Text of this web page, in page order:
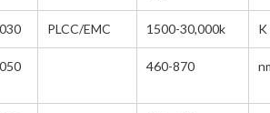
3700-4500k
3000-3700k
2400-3000k
ODM IC Substrate
PLCC/EMC 1500-30,000k K
460-870